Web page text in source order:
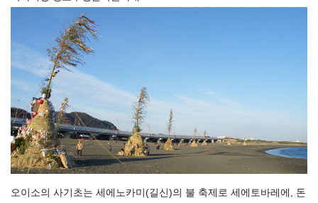
오이소의 사기초는 세에노카미(길신)의 불 축제로 세에토바레에, 돈